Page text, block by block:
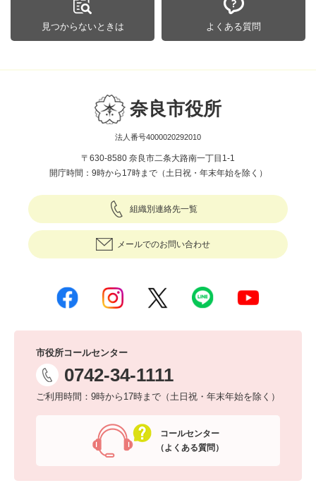
見つからないときは よくある質問
奈良市役所
法人番号4000020292010
〒630-8580 奈良市二条大路南一丁目1-1
開庁時間：9時から17時まで（土日祝・年末年始を除く）
組織別連絡先一覧
メールでのお問い合わせ
市役所コールセンター
0742-34-1111
ご利用時間：9時から17時まで（土日祝・年末年始を除く）
コールセンター
（よくある質問）